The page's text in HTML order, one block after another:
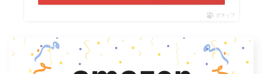
ポチップ